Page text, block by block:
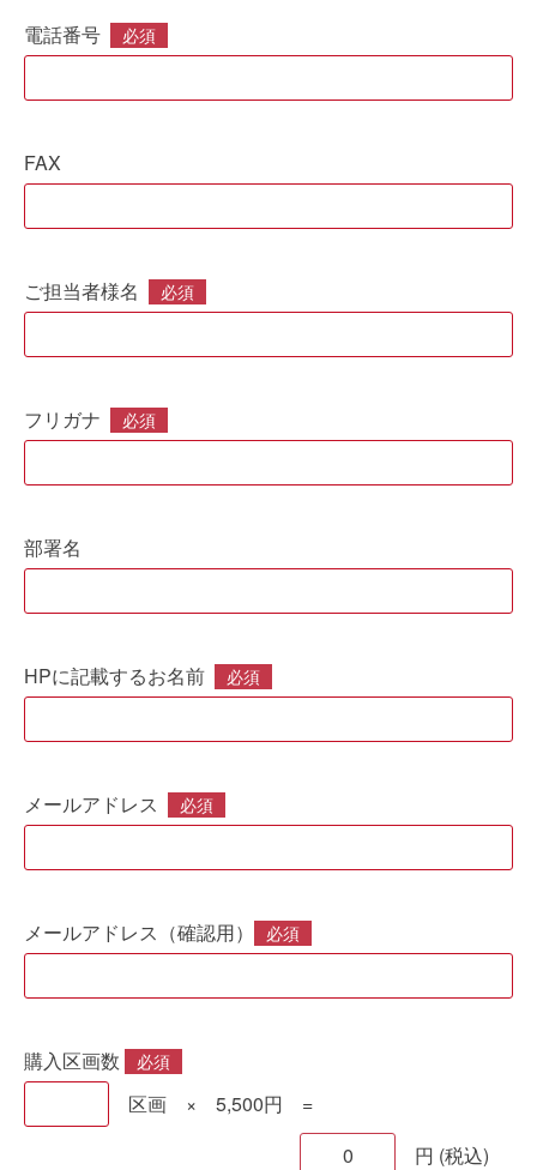
電話番号 必須
FAX
ご担当者様名 必須
フリガナ 必須
部署名
HPに記載するお名前 必須
メールアドレス 必須
メールアドレス（確認用） 必須
購入区画数 必須
区画 × 5,500円 =
0
円 (税込)